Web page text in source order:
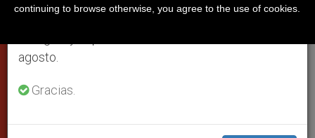
plaza. Los 80 mil fieles han
acompañado al santo padre en su
catequesis de los miércoles
agosto.
Gracias.
continuing to browse otherwise, you agree to the use of cookies.